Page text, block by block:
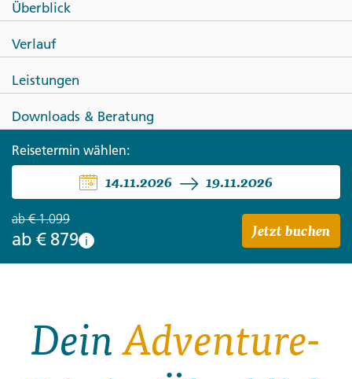
Wandern auf Madeira
Überblick
Verlauf
Leistungen
Downloads & Beratung
Reisetermin wählen:
14.11.2026 19.11.2026
ab€ 1.099
ab € 879 i Jetzt buchen
DeinAdventure-